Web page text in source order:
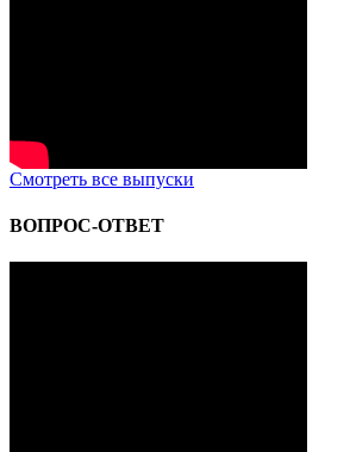
Смотреть все выпуски
ВОПРОС-ОТВЕТ